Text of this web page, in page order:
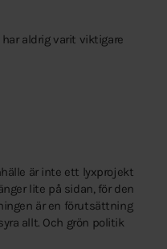
aldrig varit viktigare
är inte ett lyxprojekt
lite på sidan, för den
är en förutsättning
allt. Och grön politik